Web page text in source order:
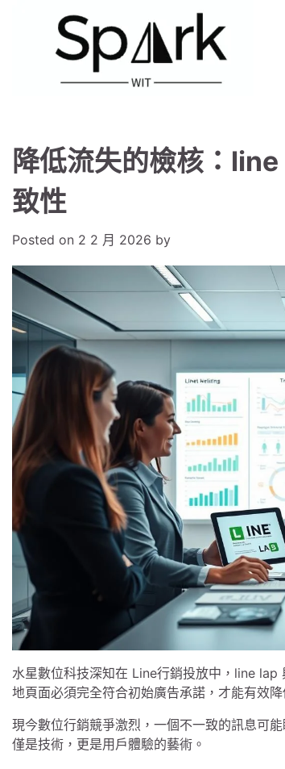
降低流失的檢核：
致性
Posted on 2 2 月 2026 by
水星數位科技深知在 Line行銷投放中，line lap
地頁面必須完全符合初始廣告承諾，才能有效降
現今數位行銷競爭激烈，一個不一致的訊息可
僅是技術，更是用戶體驗的藝術。